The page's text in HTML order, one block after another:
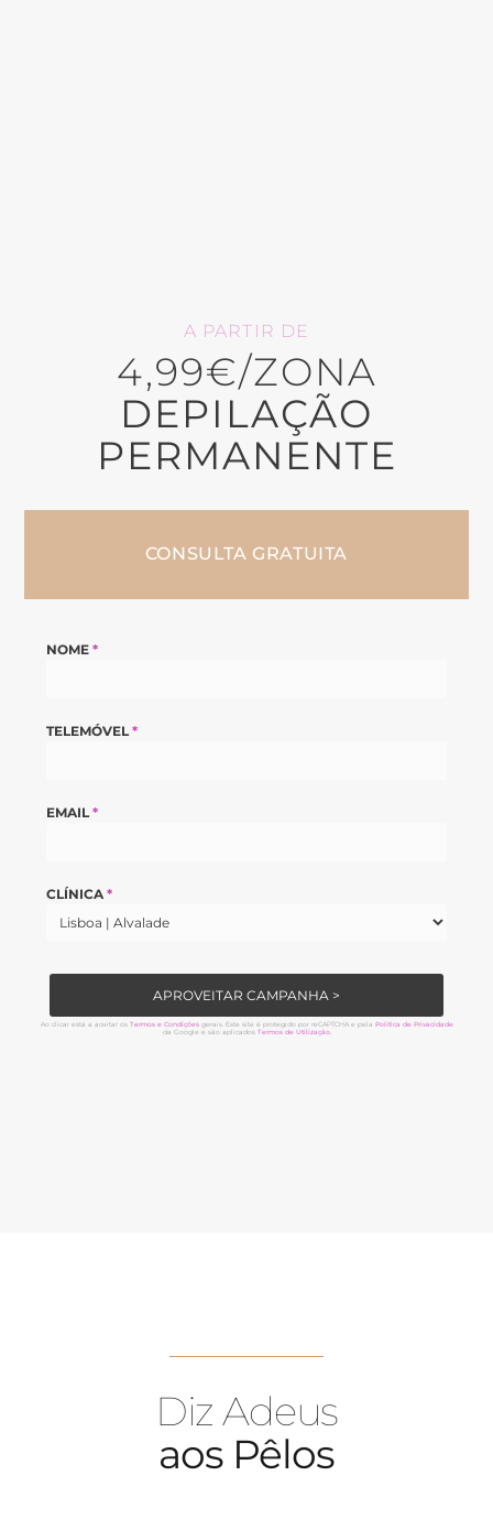
A PARTIR DE
4,99€/ZONA
DEPILAÇÃO
PERMANENTE
CONSULTA GRATUITA
NOME*
TELEMÓVEL*
EMAIL*
CLÍNICA*
APROVEITAR CAMPANHA >
Ao clicar está a aceitar os Termos e Condiçõesgerais. Este site é protegido por reCAPTCHA e pela Política de Privacidade
da Google e são aplicados Termos de Utilização.
Diz Adeus
aos Pêlos